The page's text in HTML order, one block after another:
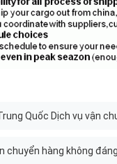
Quốc Dịch vụ vận
chuyển hàng không